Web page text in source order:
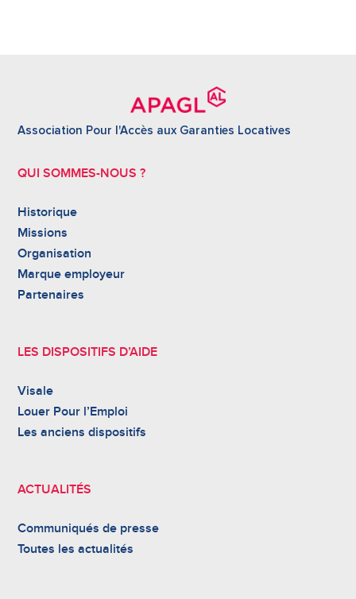
Association Pour l'Accès aux Garanties Locatives
QUI SOMMES-NOUS ?
Historique
Missions
Organisation
Marque employeur
Partenaires
LES DISPOSITIFS D’AIDE
Visale
Louer Pour l’Emploi
Les anciens dispositifs
ACTUALITÉS
Communiqués de presse
Toutes les actualités